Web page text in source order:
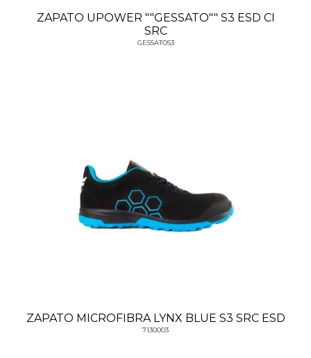
ZAPATO UPOWER ""GESSATO"" S3 ESD CI
SRC
GESSATOS3
ZAPATO MICROFIBRA LYNX BLUE S3 SRC ESD
7130003